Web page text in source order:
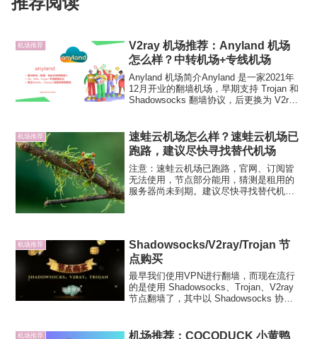
机场推荐
V2ray 机场推荐：Anyland 机场
怎么样？中转机场+专线机场
Anyland 机场简介Anyland 是一家2021年
12月开业的翻墙机场，早期支持 Trojan 和
Shadowsocks 翻墙协议，后更换为 V2ray
机场推荐
速蛙云机场怎么样？速蛙云机场已
跑路，建议尽快寻找替代机场
注意：速蛙云机场已跑路，官网、订阅皆
无法使用，节点部分能用，猜测是租用的
服务器尚未到期。建议尽快寻找替代机场
机场推荐
Shadowsocks/V2ray/Trojan 节
点购买
最早我们使用VPN进行翻墙，而现在流行
的是使用 Shadowsocks、Trojan、V2ray
节点翻墙了，其中以 Shadowsocks 协议
同样优异。润土分享就分...
机场推荐
机场推荐：COCODUCK 小黄鸭